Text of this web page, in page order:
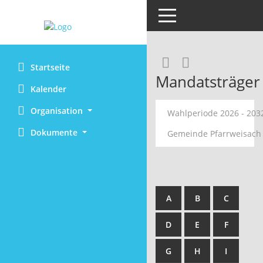
Startseite
Kalender
Organisation
Dokumente
Toggle navigation
Mandatsträger
Wahlperiode 2026 -
Gemeinde Pfarrweisach
A B C
D E F
G H I